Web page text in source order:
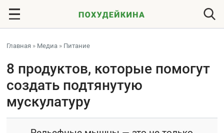
Главная » Медиа » Питание
8 продуктов, которые помогут
создать подтянутую
мускулатуру